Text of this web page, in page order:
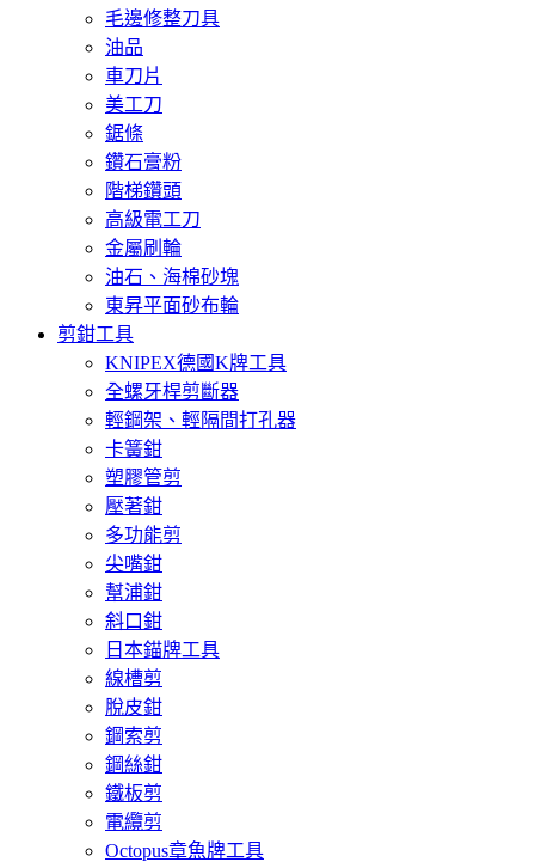
毛邊修整刀具
油品
車刀片
美工刀
鋸條
鑽石膏粉
階梯鑽頭
高級電工刀
金屬刷輪
油石、海棉砂塊
東昇平面砂布輪
剪鉗工具
KNIPEX德國K牌工具
全螺牙桿剪斷器
輕鋼架、輕隔間打孔器
卡簧鉗
塑膠管剪
壓著鉗
多功能剪
尖嘴鉗
幫浦鉗
斜口鉗
日本錨牌工具
線槽剪
脫皮鉗
鋼索剪
鋼絲鉗
鐵板剪
電纜剪
Octopus章魚牌工具